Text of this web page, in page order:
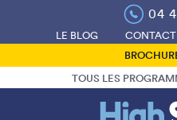
content
04
LE BLOG CONTACT
TOUS LES